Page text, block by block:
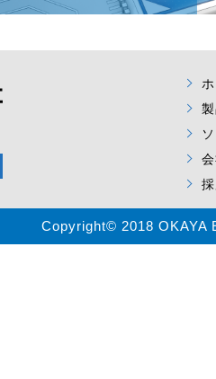
Copyright© 2018 OKAYA